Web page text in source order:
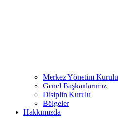
Merkez Yönetim Kurulu
Genel Başkanlarımız
Disiplin Kurulu
Bölgeler
Hakkımızda